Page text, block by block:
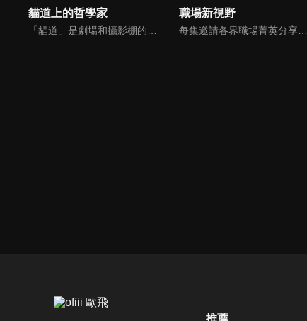
貓道上的哲學家
「貓道」是劇場和攝影棚的象徵，而孩子是天生的哲學家，他們進入攝影棚中的小劇場思考、對話，並且從貓道上看下來，總是會有不同視角，故片名為《貓道上的哲學家》，在GOOD TV播出。
職場新視野
每集邀請各界職場菁英分享心路歷程與觀點，喬美倫老師也透過主題性的真理論述，幫助你我走入合神心意的職場文化。
推薦